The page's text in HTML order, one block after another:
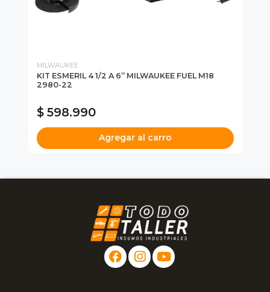
MILWAUKEE
KIT ESMERIL 4 1/2 A 6” MILWAUKEE FUEL M18
2980-22
$ 598.990
Agregar al carro